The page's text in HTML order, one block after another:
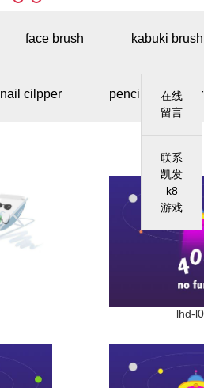
在线
留言
联系
凯发
k8
游戏
face brush kabuki brush
nail cilpper pencil sharpener
lhd-